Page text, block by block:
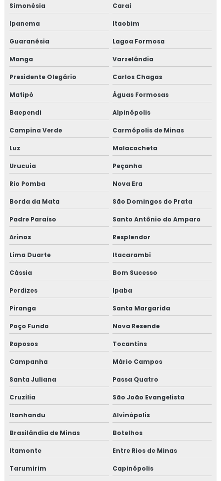
Treinamento gmp com certificado
Treinamento em HACCP
Treinamento em HACCP de acordo com os requisitos do
Treinamento em HACCP APPCC
Treinamento em HACCP APPCC com foco no BRCGS
Treinamento em HACCP codex alimentarius
Treinamento em ifs food
Treinamento em implantação de programa 5s
Treinamento em implementação gfsi
Treinamento em iso 14001
Treinamento em iso 17025
Treinamento em iso 9001
Treinamento em manipulação de alimentos
Treinamento em mapeamento de processos e gestão de
riscos
Treinamento em microbiologia de alimento
Treinamento em microbiologia de alimentos com base
em salmonella
Treinamento em migração da norma GMP+ 2020
Simonésia Caraí
Ipanema Itaobim
Guaranésia Lagoa Formosa
Manga Varzelândia
Presidente Olegário Carlos Chagas
Matipó Águas Formosas
Baependi Alpinópolis
Campina Verde Carmópolis de Minas
Luz Malacacheta
Urucuia Peçanha
Rio Pomba Nova Era
Borda da Mata São Domingos do Prata
Padre Paraíso Santo Antônio do Amparo
Arinos Resplendor
Lima Duarte Itacarambi
Cássia Bom Sucesso
Perdizes Ipaba
Piranga Santa Margarida
Poço Fundo Nova Resende
Raposos Tocantins
Campanha Mário Campos
Santa Juliana Passa Quatro
Cruzília São João Evangelista
Itanhandu Alvinópolis
Brasilândia de Minas Botelhos
Itamonte Entre Rios de Minas
Tarumirim Capinópolis